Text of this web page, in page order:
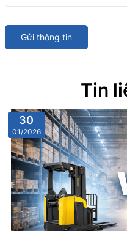
Gửi thông tin
Tin
30
01/2026